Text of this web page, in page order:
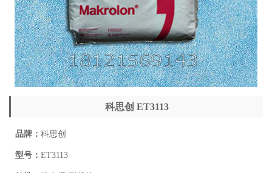
科思创 ET3113
品牌： 科思创
型号： ET3113